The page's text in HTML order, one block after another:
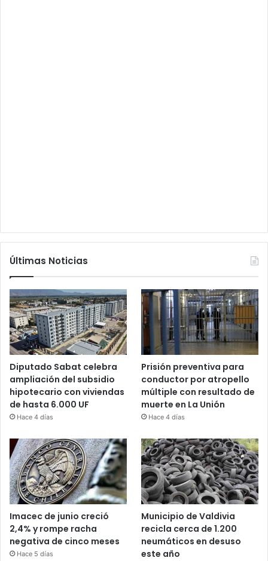
Últimas Noticias
Diputado Sabat celebra
ampliación del subsidio
hipotecario con viviendas
de hasta 6.000 UF
Hace 4 días
Prisión preventiva para
conductor por atropello
múltiple con resultado de
muerte en La Unión
Hace 4 días
Imacec de junio creció
2,4% y rompe racha
negativa de cinco meses
Hace 5 días
Municipio de Valdivia
recicla cerca de 1.200
neumáticos en desuso
este año